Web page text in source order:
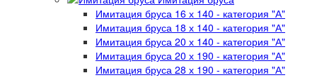
Имитация бруса 16 х 140 - категория "А"
Имитация бруса 18 х 140 - категория "А"
Имитация бруса 20 х 140 - категория "А"
Имитация бруса 20 х 190 - категория "А"
Имитация бруса 28 х 190 - категория "А"